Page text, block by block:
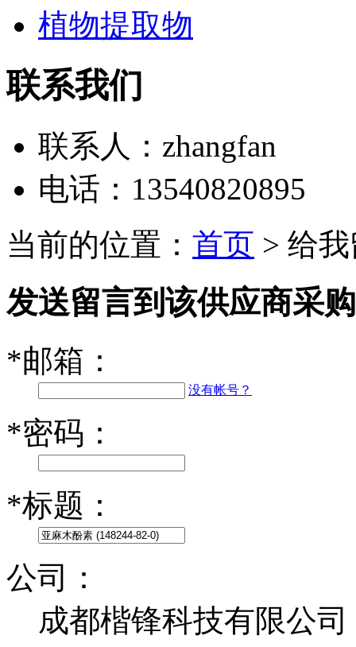
植物提取物
联系我们
联系人： zhangfan
电话： 13540820895
当前的位置： 首页 > 给
发送留言到该供应商采
*邮箱：
没有帐号？
*密码：
*标题：
公司：
成都楷锋科技有限公司